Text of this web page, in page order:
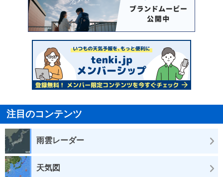
注目のコンテンツ
雨雲レーダー
天気図